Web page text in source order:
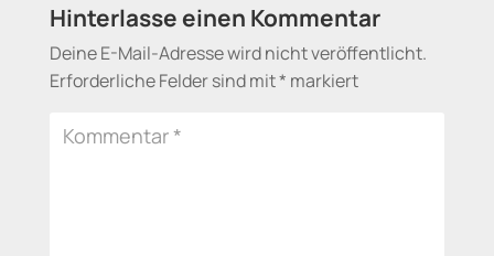
Hinterlasse einen Kommentar
Deine E-Mail-Adresse wird nicht veröffentlicht.
Erforderliche Felder sind mit* markiert